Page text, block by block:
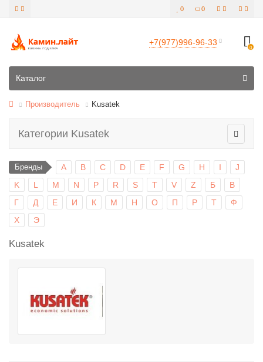
0
0
+7(977)996-96-33
0
Каталог
Производитель Kusatek
Категории Kusatek
Бренды A B C D E F G H I
J
K
L M N P R S T V Z Б
В
Г
Д Е И К М Н О П Р Т
Ф
Х
Э
Kusatek